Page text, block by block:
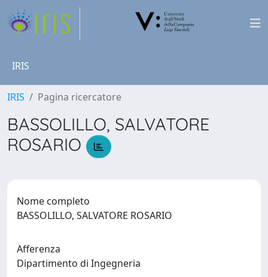
IRIS
IRIS Pagina ricercatore
BASSOLILLO, SALVATORE
ROSARIO
Nome completo
BASSOLILLO, SALVATORE ROSARIO
Afferenza
Dipartimento di Ingegneria